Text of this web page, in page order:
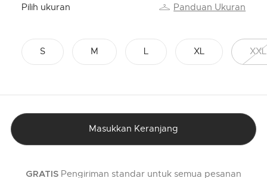
Pilih ukuran Panduan Ukuran
S M L XL XXL
Masukkan Keranjang
GRATISPengiriman standar untuk semua pesanan